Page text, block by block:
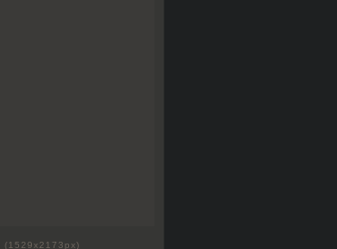
(1529x2173px)